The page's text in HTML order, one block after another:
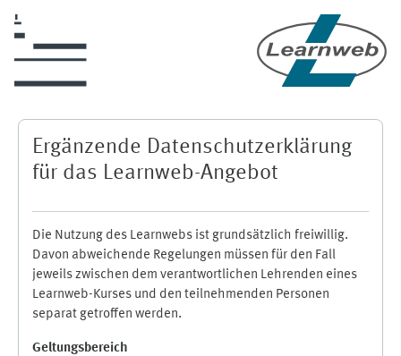
Ergänzende Datenschutzerklärung
für das Learnweb-Angebot
Die Nutzung des Learnwebs ist grundsätzlich freiwillig.
Davon abweichende Regelungen müssen für den Fall
jeweils zwischen dem verantwortlichen Lehrenden eines
Learnweb-Kurses und den teilnehmenden Personen
separat getroffen werden.
Geltungsbereich